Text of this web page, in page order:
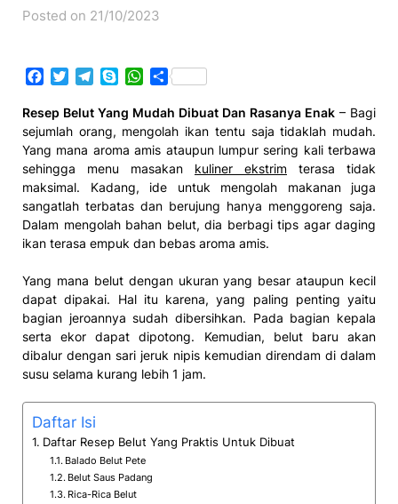
Posted on 21/10/2023
Facebook
TwitterTelegram
SkypeWhatsApp
Share
Resep Belut Yang Mudah Dibuat Dan Rasanya Enak – Bagi
sejumlah orang, mengolah ikan tentu saja tidaklah mudah.
Yang mana aroma amis ataupun lumpur sering kali terbawa
sehingga menu masakan kuliner ekstrim terasa tidak
maksimal. Kadang, ide untuk mengolah makanan juga
sangatlah terbatas dan berujung hanya menggoreng saja.
Dalam mengolah bahan belut, dia berbagi tips agar daging
ikan terasa empuk dan bebas aroma amis.
Yang mana belut dengan ukuran yang besar ataupun kecil
dapat dipakai. Hal itu karena, yang paling penting yaitu
bagian jeroannya sudah dibersihkan. Pada bagian kepala
serta ekor dapat dipotong. Kemudian, belut baru akan
dibalur dengan sari jeruk nipis kemudian direndam di dalam
susu selama kurang lebih 1 jam.
Daftar Isi
Daftar Resep Belut Yang Praktis Untuk Dibuat
Balado Belut Pete
Belut Saus Padang
Rica-Rica Belut